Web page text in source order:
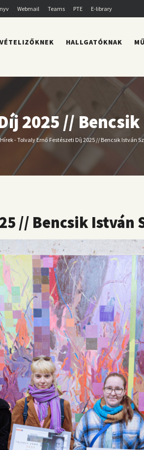
Webmail Teams PTE E-library
HALLGATÓKNAK
2025 //
Hírek-Tolvaly Ernő Festészeti Díj 2025 // Bencsik István
// Bencsik István